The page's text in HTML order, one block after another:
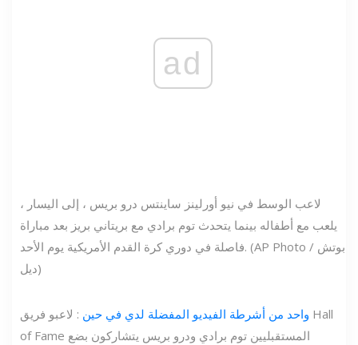
ad
لاعب الوسط في نيو أورلينز ساينتس درو بريس ، إلى اليسار ،
يلعب مع أطفاله بينما يتحدث توم برادي مع بريتاني بريز بعد مباراة
فاصلة في دوري كرة القدم الأمريكية يوم الأحد. (AP Photo / بوتش
ديل)
واحد من أشرطة الفيديو المفضلة لدي في حين : لاعبو فريق Hall
of Fame المستقبليين توم برادي ودرو بريس يتشاركون بضع